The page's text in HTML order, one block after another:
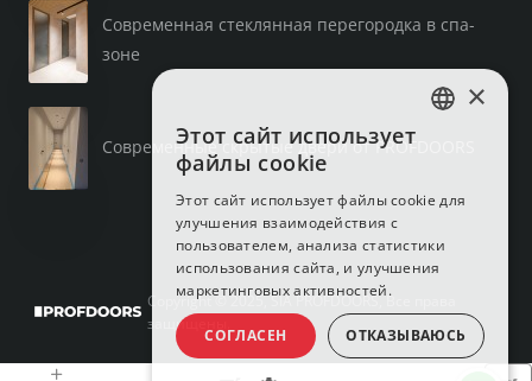
Современная стеклянная перегородка в спа-
зоне
Современные скрытые двери от PROFDOORS
Copyright © 2025, SIA PROFDOORS, Все права
защищены.
×
Этот сайт использует
файлы cookie
Этот сайт использует файлы cookie для
улучшения взаимодействия с
пользователем, анализа статистики
использования сайта, и улучшения
маркетинговых активностей.
СОГЛАСЕН ОТКАЗЫВАЮСЬ